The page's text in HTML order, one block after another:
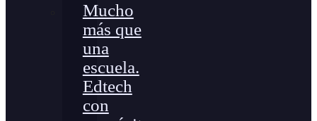
Mucho
más que
una
escuela.
Edtech
con